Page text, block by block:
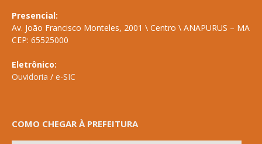
Presencial:
Av. João Francisco Monteles, 2001 \ Centro \ ANAPURUS – MA
CEP: 65525000
Eletrônico:
Ouvidoria / e-SIC
COMO CHEGAR À PREFEITURA